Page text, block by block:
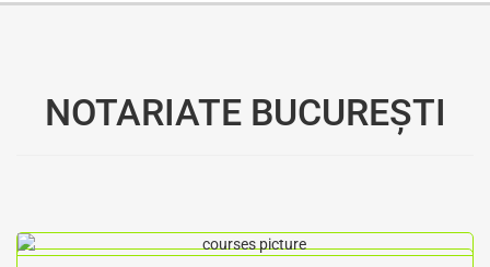
NOTARIATE BUCUREȘTI